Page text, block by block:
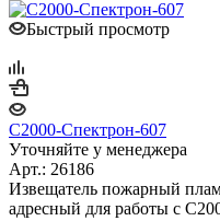
Быстрый просмотр
С2000-Спектрон-607
Уточняйте у менеджера
Арт.: 26186
Извещатель пожарный
адресный для работы с